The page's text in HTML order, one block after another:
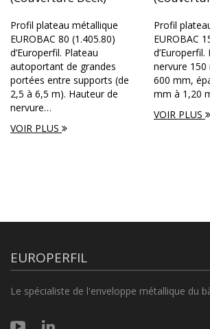
Profil plateau métallique
EUROBAC 80 (1.405.80)
d’Europerfil. Plateau
autoportant de grandes
portées entre supports (de
2,5 à 6,5 m). Hauteur de
nervure…
VOIR PLUS
Profil
EUROBAC
nervure
600 mm,
mm à 1,20
VOIR PLUS
EUROPERFIL
Le spécialiste de l'enveloppe métallique du